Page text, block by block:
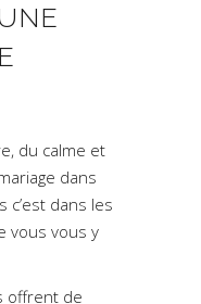
du calme et
dans
c’est dans les
vous vous y
offrent de